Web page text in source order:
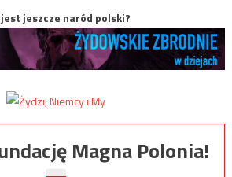
jest jeszcze naród polski?
Magna Polonia!